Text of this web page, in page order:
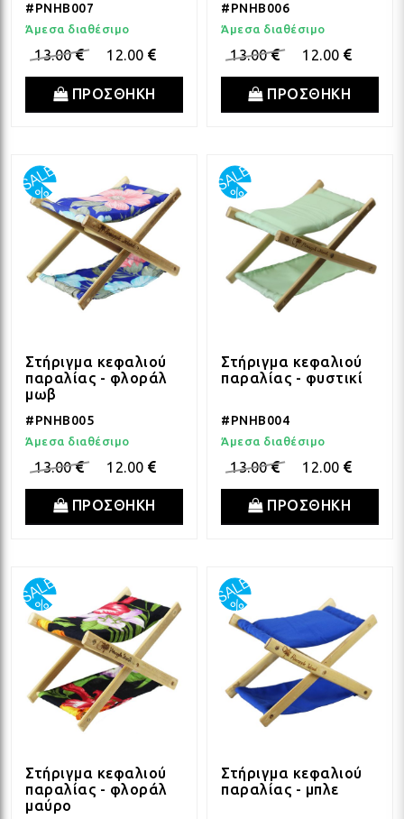
#PNHB007
Άμεσα διαθέσιμο
13.00 12.00
ΠΡΟΣΘΗΚΗ
#PNHB006
Άμεσα διαθέσιμο
13.00 12.00
ΠΡΟΣΘΗΚΗ
Στήριγμα κεφαλιού
παραλίας - φλοράλ
μωβ
#PNHB005
Άμεσα διαθέσιμο
13.00 12.00
ΠΡΟΣΘΗΚΗ
Στήριγμα κεφαλιού
παραλίας - φυστικί
#PNHB004
Άμεσα διαθέσιμο
13.00 12.00
ΠΡΟΣΘΗΚΗ
Στήριγμα κεφαλιού
παραλίας - φλοράλ
μαύρο
Στήριγμα κεφαλιού
παραλίας - μπλε